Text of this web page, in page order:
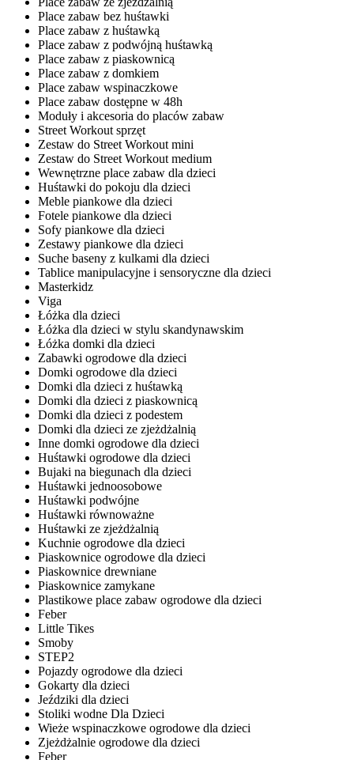
Place zabaw bez huśtawki
Place zabaw z huśtawką
Place zabaw z podwójną huśtawką
Place zabaw z piaskownicą
Place zabaw z domkiem
Place zabaw wspinaczkowe
Place zabaw dostępne w 48h
Moduły i akcesoria do placów zabaw
Street Workout sprzęt
Zestaw do Street Workout mini
Zestaw do Street Workout medium
Wewnętrzne place zabaw dla dzieci
Huśtawki do pokoju dla dzieci
Meble piankowe dla dzieci
Fotele piankowe dla dzieci
Sofy piankowe dla dzieci
Zestawy piankowe dla dzieci
Suche baseny z kulkami dla dzieci
Tablice manipulacyjne i sensoryczne dla dzieci
Masterkidz
Viga
Łóżka dla dzieci
Łóżka dla dzieci w stylu skandynawskim
Łóżka domki dla dzieci
Zabawki ogrodowe dla dzieci
Domki ogrodowe dla dzieci
Domki dla dzieci z huśtawką
Domki dla dzieci z piaskownicą
Domki dla dzieci z podestem
Domki dla dzieci ze zjeżdżalnią
Inne domki ogrodowe dla dzieci
Huśtawki ogrodowe dla dzieci
Bujaki na biegunach dla dzieci
Huśtawki jednoosobowe
Huśtawki podwójne
Huśtawki równoważne
Huśtawki ze zjeżdżalnią
Kuchnie ogrodowe dla dzieci
Piaskownice ogrodowe dla dzieci
Piaskownice drewniane
Piaskownice zamykane
Plastikowe place zabaw ogrodowe dla dzieci
Feber
Little Tikes
Smoby
STEP2
Pojazdy ogrodowe dla dzieci
Gokarty dla dzieci
Jeździki dla dzieci
Stoliki wodne Dla Dzieci
Wieże wspinaczkowe ogrodowe dla dzieci
Zjeżdżalnie ogrodowe dla dzieci
Feber